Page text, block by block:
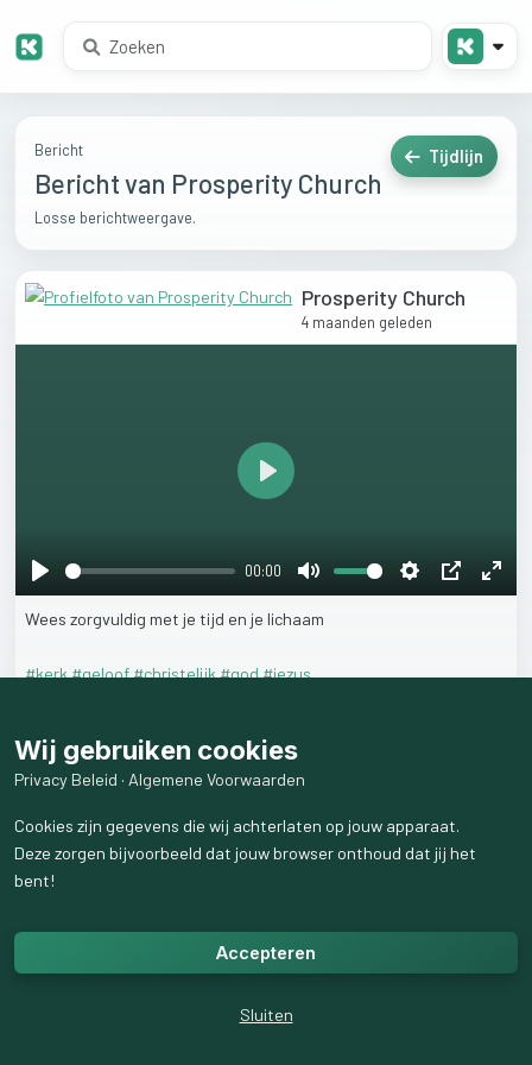
Bericht
Bericht van Prosperity Church
Losse berichtweergave.
Tijdlijn
Prosperity Church
4 maanden geleden
Play
00:00
Mute Settings
PIP
Enter
Play
Wees zorgvuldig met je tijd en je lichaam
#kerk#geloof#christelijk#god#jezus
6weergaven
Wij gebruiken cookies
Privacy Beleid · Algemene Voorwaarden
Cookies zijn gegevens die wij achterlaten op jouw apparaat.
Deze zorgen bijvoorbeeld dat jouw browser onthoud dat jij het
bent!
Accepteren
Sluiten